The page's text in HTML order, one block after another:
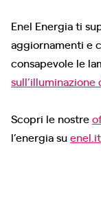
Enel Energia ti
aggiornamenti e
consapevole le
sull’illuminazione
Scopri le nostre
l’energia suenel.it